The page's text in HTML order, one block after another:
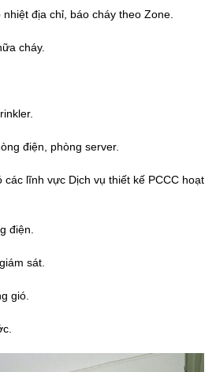
địa chỉ, báo cháy theo Zone.
cháy.
điện, phòng server.
các lĩnh vực Dịch vụ thiết kế PCCC hoạt
điện.
sát.
gió.